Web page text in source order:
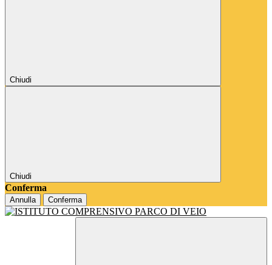
Chiudi
Chiudi
Conferma
Annulla Conferma